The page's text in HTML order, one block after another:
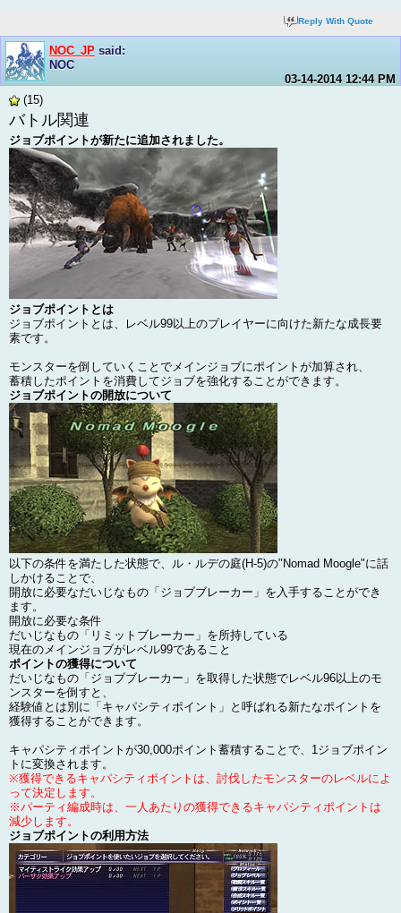
Reply With Quote
NOC_JP said:
NOC
03-14-2014 12:44 PM
(15)
バトル関連
ジョブポイントが新たに追加されました。
ジョブポイントとは
ジョブポイントとは、レベル99以上のプレイヤーに向けた新たな成長要
素です。
モンスターを倒していくことでメインジョブにポイントが加算され、
蓄積したポイントを消費してジョブを強化することができます。
ジョブポイントの開放について
以下の条件を満たした状態で、ル・ルデの庭(H-5)の"Nomad Moogle"に話
しかけることで、
開放に必要なだいじなもの「ジョブブレーカー」を入手することができ
ます。
開放に必要な条件
だいじなもの「リミットブレーカー」を所持している
現在のメインジョブがレベル99であること
ポイントの獲得について
だいじなもの「ジョブブレーカー」を取得した状態でレベル96以上のモ
ンスターを倒すと、
経験値とは別に「キャパシティポイント」と呼ばれる新たなポイントを
獲得することができます。
キャパシティポイントが30,000ポイント蓄積することで、1ジョブポイン
トに変換されます。
※獲得できるキャパシティポイントは、討伐したモンスターのレベルによ
って決定します。
※パーティ編成時は、一人あたりの獲得できるキャパシティポイントは
減少します。
ジョブポイントの利用方法